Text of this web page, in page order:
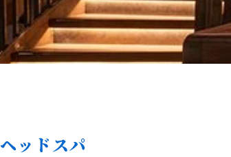
ヘッドスパ